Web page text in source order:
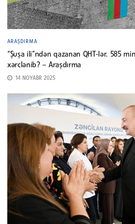
ARAŞDIRMA
“Şuşa ili”ndən qazanan QHT-lər. 585
xərclənib? – Araşdırma
14 NOYABR 2025